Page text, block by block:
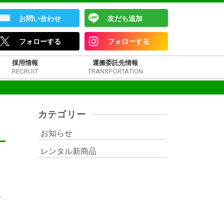
お問い合わせ 友だち追加
フォローする フォローする
採用情報
RECRUIT
運搬委託先情報
TRANSPORTATION
カテゴリー
お知らせ
レンタル新商品